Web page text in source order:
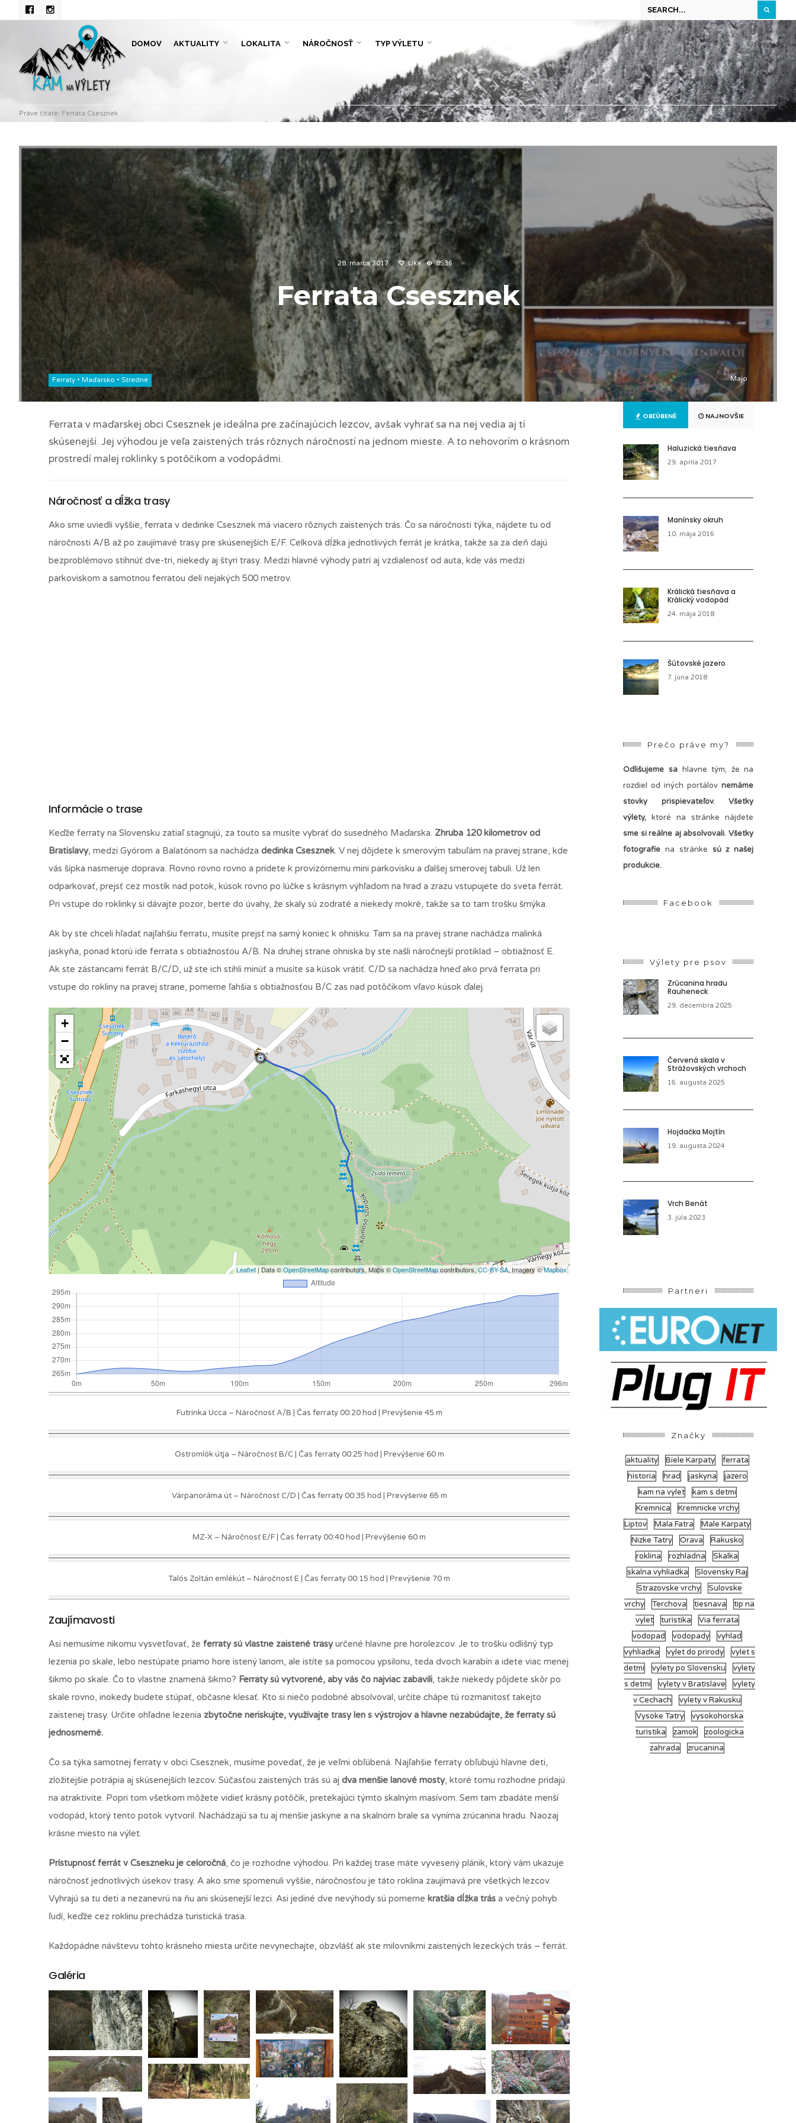
DOMOV AKTUALITY LOKALITA NÁROČNOSŤ TYP VÝLETU
Práve čítate: Ferrata Csesznek
28. marca 2017 Like 8536
Majo
Ferrata Csesznek
Ferraty • Maďarsko • Stredné
Ferrata v maďarskej obci Csesznek je ideálna pre začínajúcich lezcov, avšak vyhrať sa na nej vedia aj tí
skúsenejší. Jej výhodou je veľa zaistených trás rôznych náročností na jednom mieste. A to nehovorím o krásnom
prostredí malej roklinky s potôčikom a vodopádmi.
Náročnosť a dĺžka trasy
Ako sme uviedli vyššie, ferrata v dedinke Csesznek má viacero rôznych zaistených trás. Čo sa náročnosti týka, nájdete tu od
náročnosti A/B až po zaujímavé trasy pre skúsenejších E/F. Celková dĺžka jednotlivých ferrát je krátka, takže sa za deň dajú
bezproblémovo stihnúť dve-tri, niekedy aj štyri trasy. Medzi hlavné výhody patrí aj vzdialenosť od auta, kde vás medzi
parkoviskom a samotnou ferratou delí nejakých 500 metrov.
Informácie o trase
Keďže ferraty na Slovensku zatiaľ stagnujú, za touto sa musíte vybrať do susedného Maďarska. Zhruba 120 kilometrov od
Bratislavy, medzi Gyórom a Balatónom sa nachádza dedinka Csesznek. V nej dôjdete k smerovým tabuľám na pravej strane, kde
vás šípka nasmeruje doprava. Rovno rovno rovno a prídete k provizórnemu mini parkovisku a ďalšej smerovej tabuli. Už len
odparkovať, prejsť cez mostík nad potok, kúsok rovno po lúčke s krásnym výhľadom na hrad a zrazu vstupujete do sveta ferrát.
Pri vstupe do roklinky si dávajte pozor, berte do úvahy, že skaly sú zodraté a niekedy mokré, takže sa to tam trošku šmýka.
Ak by ste chceli hľadať najľahšiu ferratu, musíte prejsť na samý koniec k ohnisku. Tam sa na pravej strane nachádza malinká
jaskyňa, ponad ktorú ide ferrata s obtiažnosťou A/B. Na druhej strane ohniska by ste našli náročnejší protiklad – obtiažnosť E.
Ak ste zástancami ferrát B/C/D, už ste ich stihli minúť a musíte sa kúsok vrátiť. C/D sa nachádza hneď ako prvá ferrata pri
vstupe do rokliny na pravej strane, pomerne ľahšia s obtiažnosťou B/C zas nad potôčikom vľavo kúsok ďalej.
+
−
Leaflet | Data ©OpenStreetMapcontributors, Maps ©OpenStreetMapcontributors,CC-BY-SA, Imagery ©Mapbox
Futrinka Ucca – Náročnosť A/B | Čas ferraty 00:20 hod | Prevýšenie 45 m
Ostromlók útja – Náročnosť B/C | Čas ferraty 00:25 hod | Prevýšenie 60 m
Várpanoráma út – Náročnosť C/D | Čas ferraty 00:35 hod | Prevýšenie 65 m
MZ-X – Náročnosť E/F | Čas ferraty 00:40 hod | Prevýšenie 60 m
Talós Zoltán emlékút – Náročnosť E | Čas ferraty 00:15 hod | Prevýšenie 70 m
Zaujímavosti
Asi nemusíme nikomu vysvetľovať, že ferraty sú vlastne zaistené trasyurčené hlavne pre horolezcov. Je to trošku odlišný typ
lezenia po skale, lebo nestúpate priamo hore istený lanom, ale istíte sa pomocou ypsilonu, teda dvoch karabín a idete viac menej
šikmo po skale. Čo to vlastne znamená šikmo? Ferraty sú vytvorené, aby vás čo najviac zabavili, takže niekedy pôjdete skôr po
skale rovno, inokedy budete stúpať, občasne klesať. Kto si niečo podobné absolvoval, určite chápe tú rozmanitosť takejto
zaistenej trasy. Určite ohľadne lezenia zbytočne neriskujte, využívajte trasy len s výstrojov a hlavne nezabúdajte, že ferraty sú
jednosmerné.
Čo sa týka samotnej ferraty v obci Csesznek, musíme povedať, že je veľmi obľúbená. Najľahšie ferraty obľubujú hlavne deti,
zložitejšie potrápia aj skúsenejších lezcov. Súčasťou zaistených trás sú aj dva menšie lanové mosty, ktoré tomu rozhodne pridajú
na atraktivite. Popri tom všetkom môžete vidieť krásny potôčik, pretekajúci týmto skalným masívom. Sem tam zbadáte menší
vodopád, ktorý tento potok vytvoril. Nachádzajú sa tu aj menšie jaskyne a na skalnom brale sa vyníma zrúcanina hradu. Naozaj
krásne miesto na výlet.
Prístupnosť ferrát v Cseszneku je celoročná, čo je rozhodne výhodou. Pri každej trase máte vyvesený plánik, ktorý vám ukazuje
náročnosť jednotlivých úsekov trasy. A ako sme spomenuli vyššie, náročnosťou je táto roklina zaujímavá pre všetkých lezcov.
Vyhrajú sa tu deti a nezanevrú na ňu ani skúsenejší lezci. Asi jediné dve nevýhody sú pomerne kratšia dĺžka trás a večný pohyb
ľudí, keďže cez roklinu prechádza turistická trasa.
Každopádne návštevu tohto krásneho miesta určite nevynechajte, obzvlášť ak ste milovníkmi zaistených lezeckých trás – ferrát.
Galéria
OBĽÚBENÉ NAJNOVŠIE
Haluzická tiesňava
29. apríla 2017
Manínsky okruh
10. mája 2016
Králická tiesňava a
Králický vodopád
24. mája 2018
Šútovské jazero
7. júna 2018
Prečo práve my?
Odlišujeme sa hlavne tým, že na
rozdiel od iných portálov nemáme
stovky prispievateľov. Všetky
výlety, ktoré na stránke nájdete
sme si reálne aj absolvovali. Všetky
fotografiena stránke sú z našej
produkcie.
Facebook
Výlety pre psov
Zrúcanina hradu
Rauheneck
29. decembra 2025
Červená skala v
Strážovských vrchoch
16. augusta 2025
Hojdačka Mojtín
19. augusta 2024
Vrch Benát
3. júla 2023
Partneri
Značky
aktuality Biele Karpaty
ferrata
historia
hrad jaskyna
jazero
kam na vylet
kam s detmi
Kremnica
Kremnicke vrchy
Liptov
Mala Fatra
Male Karpaty
Nizke Tatry
Orava
Rakusko
roklina
rozhladna
Skalka
skalna vyhliadka
Slovensky Raj
Strazovske vrchy
Sulovske
vrchy
Terchova tiesnava
tip na
vylet
turistika
Via ferrata
vodopad
vodopady
vyhlad
vyhliadka
vylet do prirody
vylet s
detmi
vylety po Slovensku
vylety
s detmi
vylety v Bratislave
vylety
v Cechach
vylety v Rakusku
Vysoke Tatry
vysokohorska
turistika
zamok
zoologicka
zahrada
zrucanina